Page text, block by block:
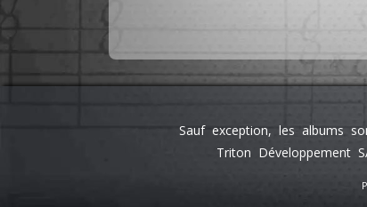
Sauf exception, les albums
Triton Développement